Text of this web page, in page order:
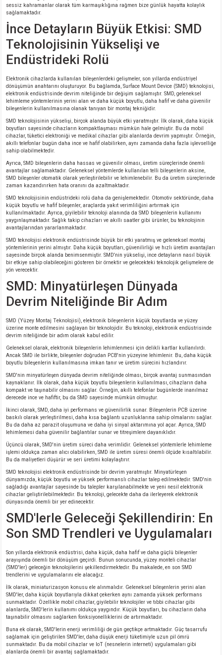
sessiz kahramanlar olarak tüm karmaşıklığına rağmen bize günlük hayatta kolaylık
sağlamaktadır.
İnce Detayların Büyük Etkisi: SMD
Teknolojisinin Yükselişi ve
Endüstrideki Rolü
Elektronik cihazlarda kullanılan bileşenlerdeki gelişmeler, son yıllarda endüstriyel
dönüşümün anahtarını oluşturuyor. Bu bağlamda, Surface Mount Device (SMD) teknolojisi,
elektronik endüstrisinde devrim niteliğinde bir değişim sağlamıştır. SMD, geleneksel
lehimleme yöntemlerinin yerini alan ve daha küçük boyutlu, daha hafif ve daha güvenilir
bileşenlerin kullanılmasına olanak tanıyan bir montaj tekniğidir.
SMD teknolojisinin yükselişi, birçok alanda büyük etki yaratmıştır. İlk olarak, daha küçük
boyutları sayesinde cihazların kompaktlaşması mümkün hale gelmiştir. Bu da mobil
cihazlar, tüketici elektroniği ve medikal cihazlar gibi alanlarda devrim yapmıştır. Örneğin,
akıllı telefonlar bugün daha ince ve hafif olabilirken, aynı zamanda daha fazla işlevselliğe
sahip olabilmektedir.
Ayrıca, SMD bileşenlerin daha hassas ve güvenilir olması, üretim süreçlerinde önemli
avantajlar sağlamaktadır. Geleneksel yöntemlerde kullanılan telli bileşenlerin aksine,
SMD bileşenler otomatik olarak yerleştirilebilir ve lehimlenebilir. Bu da üretim süreçlerinde
zaman kazandırırken hata oranını da azaltmaktadır.
SMD teknolojisinin endüstrideki rolü daha da genişlemektedir. Otomotiv sektöründe, daha
küçük boyutlu ve hafif bileşenler, araçlarda yakıt verimliliğini artırmak için
kullanılmaktadır. Ayrıca, giyilebilir teknoloji alanında da SMD bileşenlerin kullanımı
yaygınlaşmaktadır. Sağlık takip cihazları ve akıllı saatler gibi ürünler, bu teknolojinin
avantajlarından yararlanmaktadır.
SMD teknolojisi elektronik endüstrisinde büyük bir etki yaratmış ve geleneksel montaj
yöntemlerinin yerini almıştır. Daha küçük boyutları, güvenilirliği ve hızlı üretim avantajları
sayesinde birçok alanda benimsenmiştir. SMD'nin yükselişi, ince detayların nasıl büyük
bir etkiye sahip olabileceğini gösteren bir örnektir ve gelecekteki teknolojik gelişmelere de
yön verecektir.
SMD: Minyatürleşen Dünyada
Devrim Niteliğinde Bir Adım
SMD (Yüzey Montaj Teknolojisi), elektronik bileşenlerin küçük boyutlarda ve yüzey
üzerine monte edilmesini sağlayan bir teknolojidir. Bu teknoloji, elektronik endüstrisinde
devrim niteliğinde bir adım olarak kabul edilir.
Geleneksel olarak, elektronik bileşenlerin lehimlenmesi için delikli kartlar kullanılırdı.
Ancak SMD ile birlikte, bileşenler doğrudan PCB'nin yüzeyine lehimlenir. Bu, daha küçük
boyutlu bileşenlerin kullanılmasına imkan tanır ve üretim sürecini hızlandırır.
SMD'nin minyatürleşen dünyada devrim niteliğinde olması, birçok avantaj sunmasından
kaynaklanır. İlk olarak, daha küçük boyutlu bileşenlerin kullanılması, cihazların daha
kompakt ve taşınabilir olmasını sağlar. Örneğin, akıllı telefonlar bugünlerde inanılmaz
derecede ince ve hafiftir, bu da SMD sayesinde mümkün olmuştur.
İkinci olarak, SMD, daha iyi performans ve güvenilirlik sunar. Bileşenlerin PCB üzerine
baskılı olarak yerleştirilmesi, daha kısa bağlantı uzunluklarına sahip olmalarını sağlar.
Bu da daha az parazit oluşumuna ve daha iyi sinyal aktarımına yol açar. Ayrıca, SMD
lehimlemesi daha güvenilir bağlantılar sunar ve titreşimlere dayanıklıdır.
Üçüncü olarak, SMD'nin üretim süreci daha verimlidir. Geleneksel yöntemlerle lehimleme
işlemi oldukça zaman alıcı olabilirken, SMD ile üretim süresi önemli ölçüde kısaltılabilir.
Bu da maliyetleri düşürür ve seri üretimi kolaylaştırır.
SMD teknolojisi elektronik endüstrisinde bir devrim yaratmıştır. Minyatürleşen
dünyamızda, küçük boyutlu ve yüksek performanslı cihazlar talep edilmektedir. SMD'nin
sağladığı avantajlar sayesinde bu talepler karşılanabilmekte ve yeni nesil elektronik
cihazlar geliştirilebilmektedir. Bu teknoloji, gelecekte daha da ilerleyerek elektronik
dünyasında önemli bir yer edinecektir.
SMD'lerle Geleceği Şekillendirin: En
Son SMD Trendleri ve Uygulamaları
Son yıllarda elektronik endüstrisi, daha küçük, daha hafif ve daha güçlü bileşenler
arayışında önemli bir dönüşüm geçirdi. Bunun sonucunda, yüzey monteli cihazlar
(SMD'ler) geleceğin teknolojilerini şekillendirmektedir. Bu makalede, en son SMD
trendlerini ve uygulamalarını ele alacağız.
İlk olarak, miniaturizasyon konusu ele alınmalıdır. Geleneksel bileşenlerin yerini alan
SMD'ler, daha küçük boyutlarıyla dikkat çekerken aynı zamanda yüksek performans
sunmaktadır. Özellikle mobil cihazlar, giyilebilir teknolojiler ve tıbbi cihazlar gibi
alanlarda, SMD'lerin kullanımı oldukça yaygındır. Küçük boyutları, bu cihazların daha
taşınabilir olmasını sağlarken fonksiyonelliklerini de artırmaktadır.
Buna ek olarak, SMD'lerin enerji verimliliği de gün geçtikçe artmaktadır. Güç tasarrufu
sağlamak için geliştirilen SMD'ler, daha düşük enerji tüketimiyle uzun pil ömrü
sunmaktadır. Bu da mobil cihazlar ve IoT (nesnelerin interneti) uygulamaları gibi
alanlarda önemli bir avantaj sağlamaktadır.